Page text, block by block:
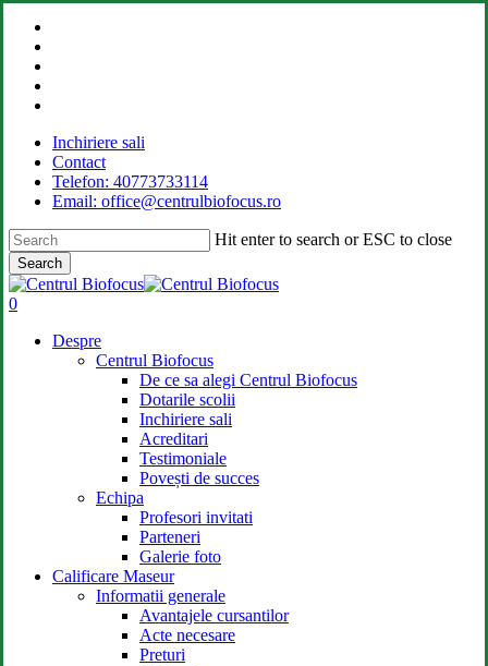
Skip
main
content
Inchiriere sali
Contact
Telefon: 40773733114
Email: office@centrulbiofocus.ro
Hit enter to search or ESC to close
Search
Close
Search
search
0
Despre
Centrul Biofocus
De ce sa alegi Centrul Biofocus
Dotarile scolii
Inchiriere sali
Acreditari
Testimoniale
Povești de succes
Echipa
Profesori invitati
Parteneri
Galerie foto
Calificare Maseur
Informatii generale
Avantajele cursantilor
Acte necesare
Preturi